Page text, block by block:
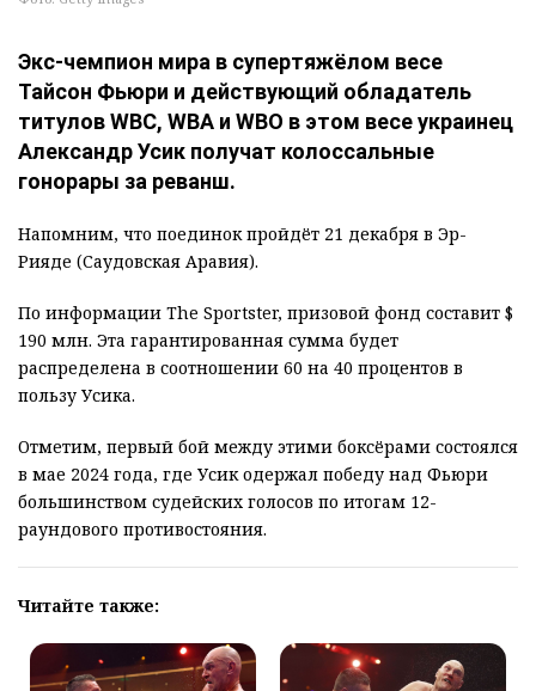
Экс-чемпион мира в супертяжёлом весе
Тайсон Фьюри и действующий обладатель
титулов WBC, WBA и WBO в этом весе украинец
Александр Усик получат колоссальные
гонорары за реванш.
Напомним, что поединок пройдёт 21 декабря в Эр-
Рияде (Саудовская Аравия).
По информации The Sportster, призовой фонд составит $
190 млн. Эта гарантированная сумма будет
распределена в соотношении 60 на 40 процентов в
пользу Усика.
Отметим, первый бой между этими боксёрами состоялся
в мае 2024 года, где Усик одержал победу над Фьюри
большинством судейских голосов по итогам 12-
раундового противостояния.
Читайте также: